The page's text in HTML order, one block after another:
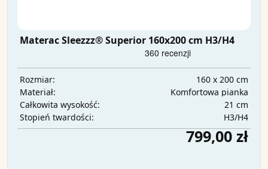
Materac Sleezzz® Superior 160x200 cm H3/H4
Rozmiar:
160 x 200 cm
Materiał:
Komfortowa pianka
Całkowita wysokość:
21 cm
Stopień twardości:
H3/H4
799,00 zł